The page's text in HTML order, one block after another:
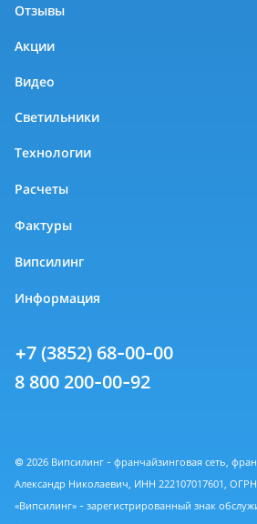
Отзывы
Акции
Видео
Светильники
Технологии
Расчеты
Фактуры
Випсилинг
Информация
+7 (3852) 68-00-00
8 800 200-00-92
© 2026 Випсилинг - франчайзинговая сеть,
Александр Николаевич, ИНН 222107017601,
«Випсилинг» - зарегистрированный знак